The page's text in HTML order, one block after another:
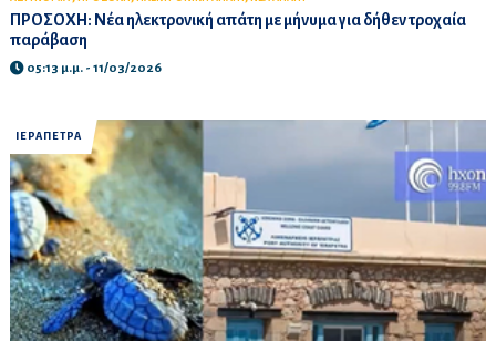
ΠΡΟΣΟΧΗ: Νέα ηλεκτρονική απάτη με μήνυμα για δήθεν τροχαία
παράβαση
05:13 μ.μ. - 11/03/2026
ΙΕΡΑΠΕΤΡΑ